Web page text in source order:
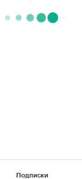
Подписки